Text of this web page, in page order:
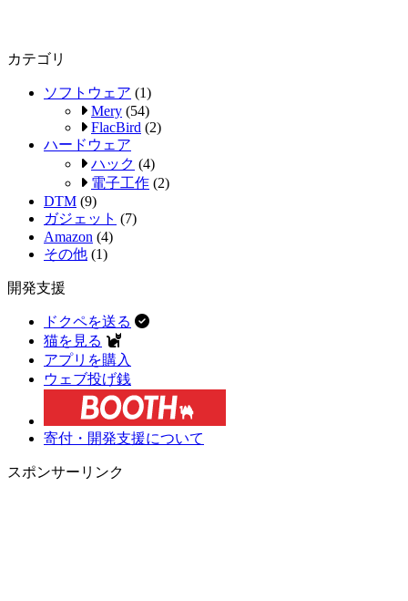
カテゴリ
ソフトウェア (1)
Mery (54)
FlacBird (2)
ハードウェア
ハック (4)
電子工作 (2)
DTM (9)
ガジェット (7)
Amazon (4)
その他 (1)
開発支援
ドクペを送る
猫を見る
アプリを購入
ウェブ投げ銭
寄付・開発支援について
スポンサーリンク